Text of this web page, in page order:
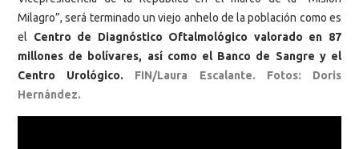
Milagro”, será terminado un viejo anhelo de la población como es
el Centro de Diagnóstico Oftalmológico valorado en 87
millones de bolívares, así como el Banco de Sangre y el
Centro Urológico.
FIN/Laura Escalante. Fotos: Doris
Hernández.